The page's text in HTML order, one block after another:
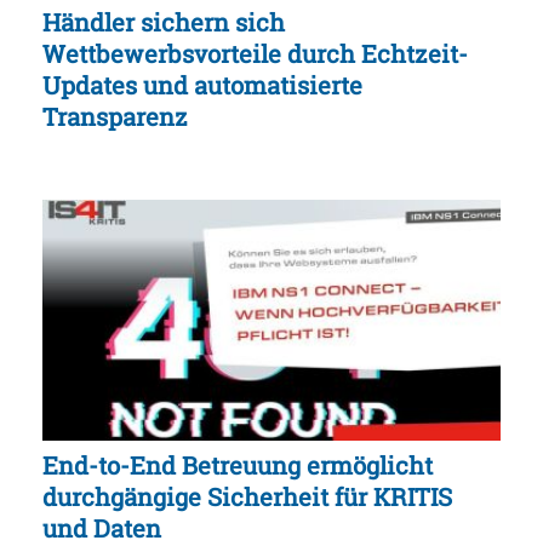
Händler sichern sich
Wettbewerbsvorteile durch Echtzeit-
Updates und automatisierte
Transparenz
End-to-End Betreuung ermöglicht
durchgängige Sicherheit für KRITIS
und Daten